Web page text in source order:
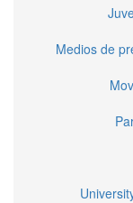
Medios de